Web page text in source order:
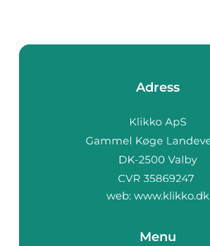
Adress
web: www.klikko.dk
Menu